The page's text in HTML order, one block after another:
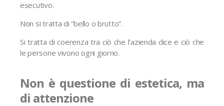
esecutivo.
Non si tratta di “bello o brutto”.
Si tratta di coerenza tra ciò che l’azienda dice e ciò che
le persone vivono ogni giorno.
Non è questione di estetica, ma
di attenzione